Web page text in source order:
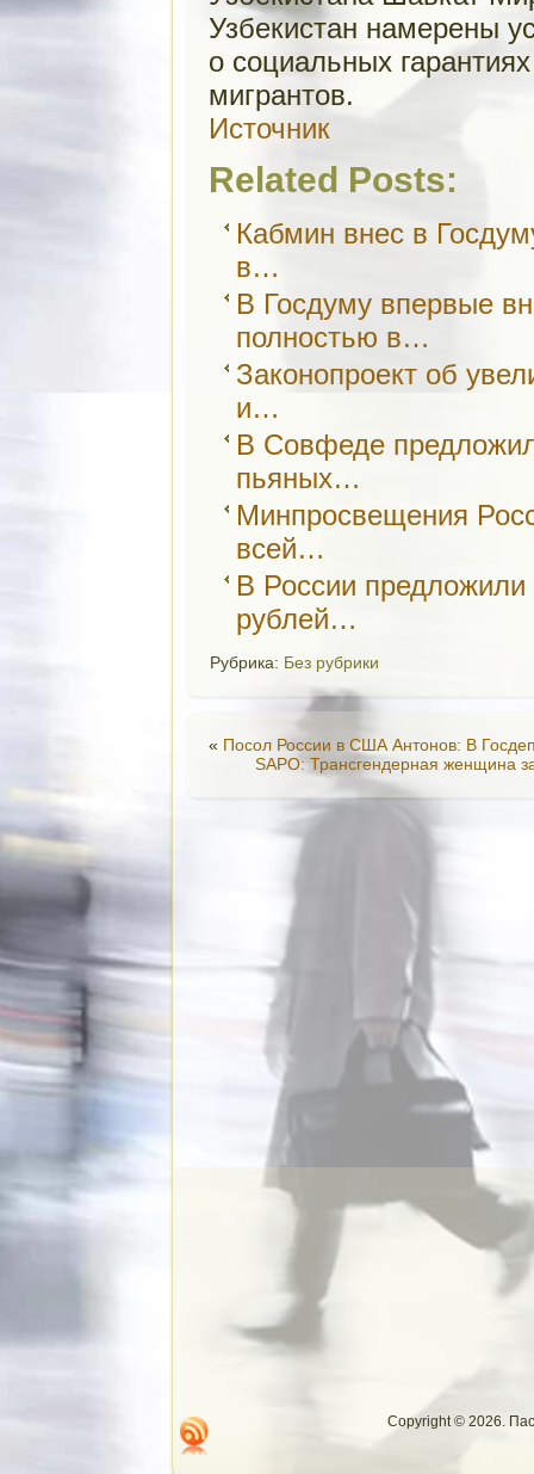
Узбекистан намерены
о социальных
мигрантов.
Источник
Related Posts:
Кабмин внес в
в…
В Госдуму впервые
полностью в…
Законопроект об
и…
В Совфеде
пьяных…
Минпросвещения
всей…
В России
рублей…
Рубрика: Без рубрики
« Посол России в США Антонов: В
SAPO: Трансгендерная женщина
Copyright © 2026.